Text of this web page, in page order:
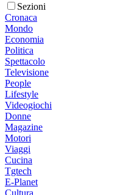
Sezioni
Cronaca
Mondo
Economia
Politica
Spettacolo
Televisione
People
Lifestyle
Videogiochi
Donne
Magazine
Motori
Viaggi
Cucina
Tgtech
E-Planet
Cultura